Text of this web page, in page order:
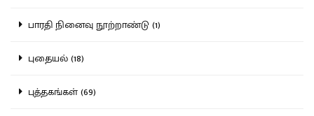
பாரதி நினைவு நூற்றாண்டு (1)
புதையல் (18)
புத்தகங்கள் (69)